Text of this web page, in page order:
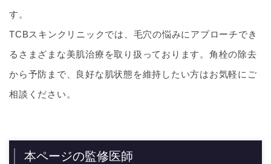
す。
TCBスキンクリニックでは、毛穴の悩みにアプローチでき
るさまざまな美肌治療を取り扱っております。角栓の除去
から予防まで、良好な肌状態を維持したい方はお気軽にご
相談ください。
本ページの監修医師